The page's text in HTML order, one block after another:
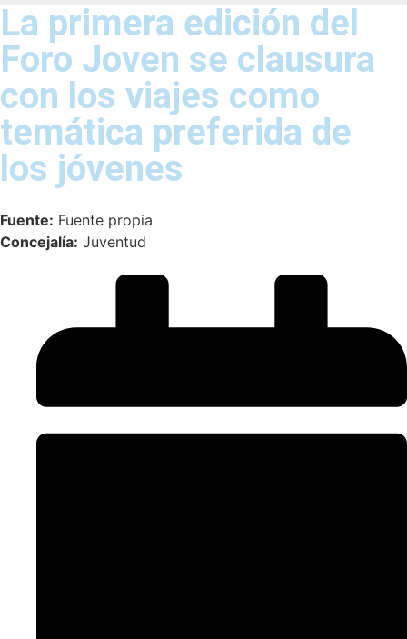
La primera edición del
Foro Joven se clausura
con los viajes como
temática preferida de
los jóvenes
Fuente: Fuente propia
Concejalía: Juventud